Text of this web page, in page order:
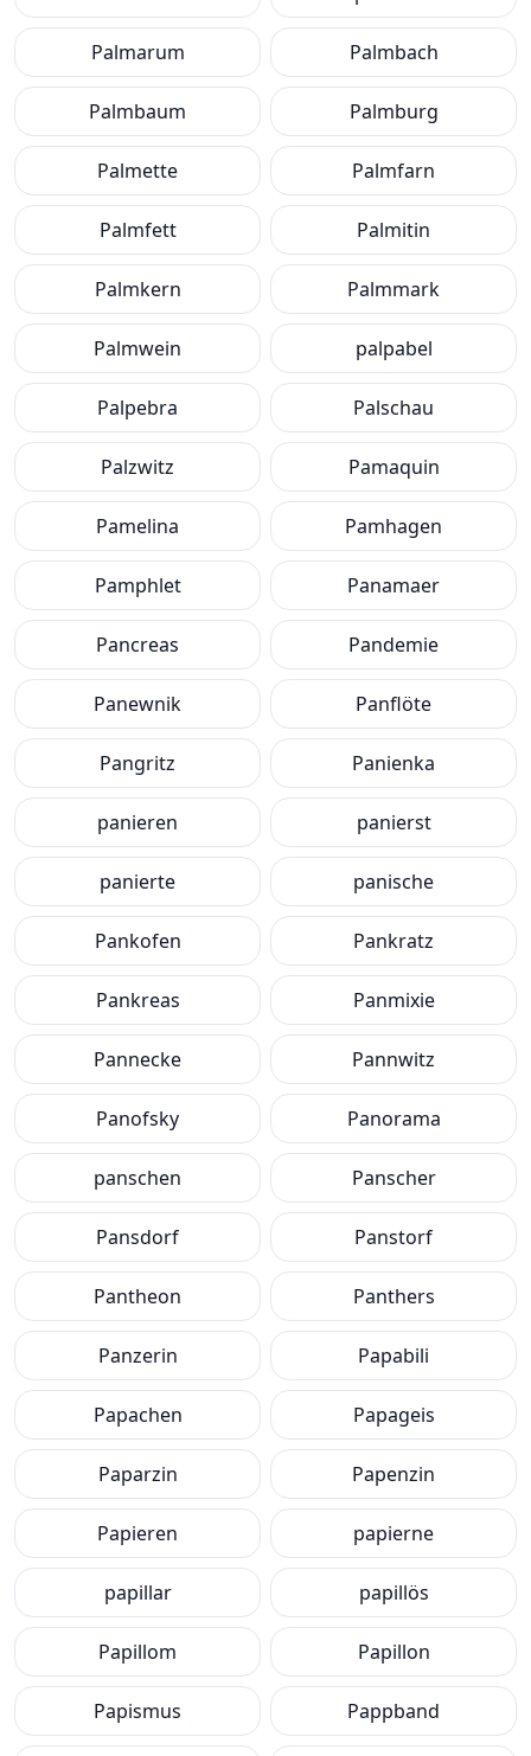
Palmarum Palmbach
Palmbaum Palmburg
Palmette Palmfarn
Palmfett Palmitin
Palmkern Palmmark
Palmwein palpabel
Palpebra Palschau
Palzwitz Pamaquin
Pamelina Pamhagen
Pamphlet Panamaer
Pancreas Pandemie
Panewnik Panflöte
Pangritz Panienka
panieren panierst
panierte panische
Pankofen Pankratz
Pankreas Panmixie
Pannecke Pannwitz
Panofsky Panorama
panschen Panscher
Pansdorf Panstorf
Pantheon Panthers
Panzerin Papabili
Papachen Papageis
Paparzin Papenzin
Papieren papierne
papillar papillös
Papillom Papillon
Papismus Pappband